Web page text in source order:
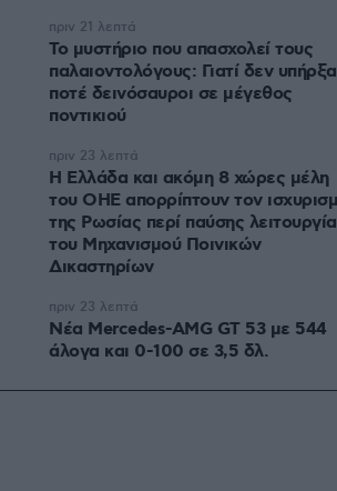
Το μυστήριο που απασχολεί τους
παλαιοντολόγους: Γιατί δεν
ποτέ δεινόσαυροι σε μέγεθος
ποντικιού
πριν 21 λεπτά
Η Ελλάδα και ακόμη 8 χώρες μέλη
του ΟΗΕ απορρίπτουν τον
της Ρωσίας περί παύσης
του Μηχανισμού Ποινικών
Δικαστηρίων
πριν 23 λεπτά
Νέα Mercedes-AMG GT 53 με 544
άλογα και 0-100 σε 3,5 δλ.
πριν 23 λεπτά